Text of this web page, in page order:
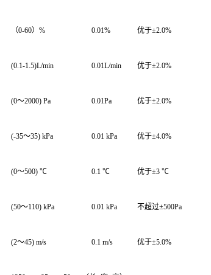
（0-60）% 0.01% 优于±2.0%
(0.1-1.5)L/min 0.01L/min 优于±2.0%
(0～2000) Pa 0.01Pa 优于±2.0%
(-35～35) kPa 0.01 kPa 优于±4.0%
(0～500) ℃ 0.1 ℃ 优于±3 ℃
(50～110) kPa 0.01 kPa 不超过±500Pa
(2～45) m/s 0.1 m/s 优于±5.0%